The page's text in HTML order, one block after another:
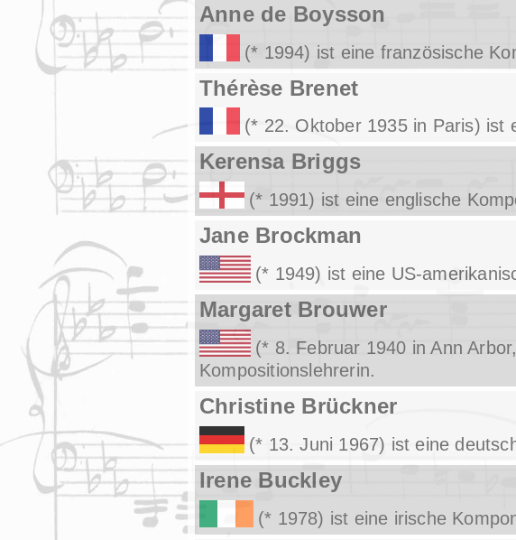
Anne de Boysson
(* 1994) ist eine französische
Thérèse Brenet
(* 22. Oktober 1935 in Paris) ist
Kerensa Briggs
(* 1991) ist eine englische
Jane Brockman
(* 1949) ist eine US-
Margaret Brouwer
(* 8. Februar 1940 in Ann
Kompositionslehrerin.
Christine Brückner
(* 13. Juni 1967) ist eine
Irene Buckley
(* 1978) ist eine irische